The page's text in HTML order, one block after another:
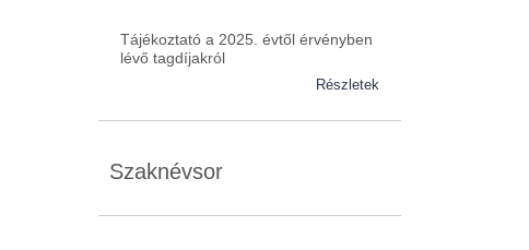
Tájékoztató a 2025. évtől érvényben
lévő tagdíjakról
Részletek
Szaknévsor